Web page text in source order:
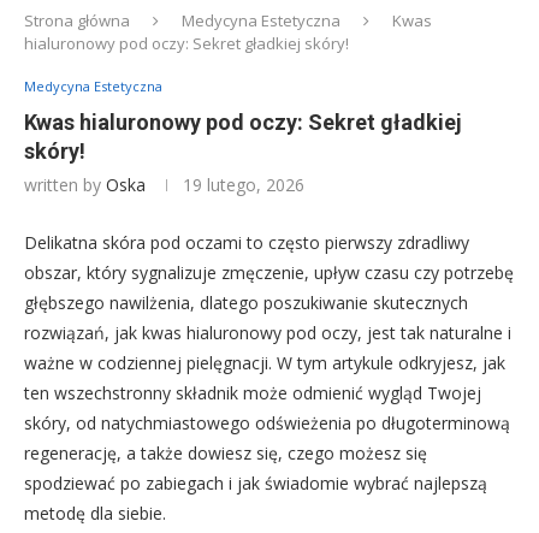
Strona główna Medycyna Estetyczna
Kwas
hialuronowy pod oczy: Sekret gładkiej skóry!
Medycyna Estetyczna
Kwas hialuronowy pod oczy: Sekret gładkiej
skóry!
written by Oska 19 lutego, 2026
Delikatna skóra pod oczami to często pierwszy zdradliwy
obszar, który sygnalizuje zmęczenie, upływ czasu czy potrzebę
głębszego nawilżenia, dlatego poszukiwanie skutecznych
rozwiązań, jak kwas hialuronowy pod oczy, jest tak naturalne i
ważne w codziennej pielęgnacji. W tym artykule odkryjesz, jak
ten wszechstronny składnik może odmienić wygląd Twojej
skóry, od natychmiastowego odświeżenia po długoterminową
regenerację, a także dowiesz się, czego możesz się
spodziewać po zabiegach i jak świadomie wybrać najlepszą
metodę dla siebie.